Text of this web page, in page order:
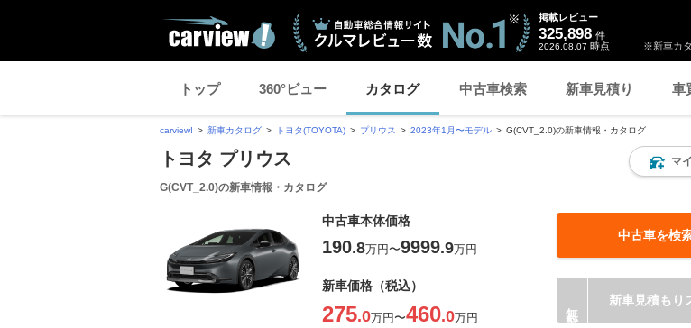
※新車カ
掲載レビュー
325,898 件
2026.08.07 時点
トップ 360°ビュー カタログ 中古車検索 新車見積り 車
carview! 新車カタログ トヨタ(TOYOTA) プリウス 2023年1月〜モデル G(CVT_2.0)の新車情報・カタログ
トヨタ プリウス
G(CVT_2.0)の新車情報・カタログ
マ
中古車本体価格
190.8万円〜9999.9万円
中古車を検
新車価格（税込）
275.0万円〜460.0万円
新車見積もり